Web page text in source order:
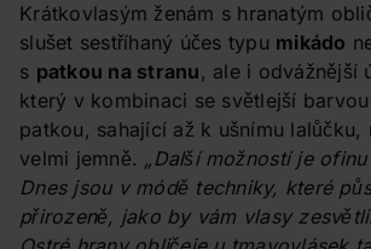
Krátkovlasým ženám s hranatým
slušet sestříhaný účes typu mikádo
s patkou na stranu, ale i odvážnější
který v kombinaci se světlejší
patkou, sahající až k ušnímu lalůčku,
velmi jemně. „Další možností je ofinu
Dnes jsou v módě techniky, které
přirozeně, jako by vám vlasy